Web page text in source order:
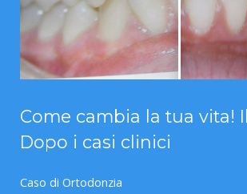
Come cambia la tua vita!
Dopo i casi clinici
Caso di Ortodonzia